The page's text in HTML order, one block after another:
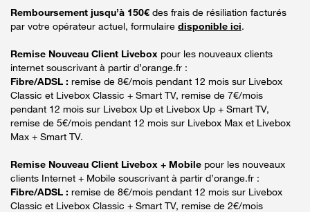
Remboursement jusqu’à 150€ des frais de résiliation facturés
par votre opérateur actuel, formulaire disponible ici.
Remise Nouveau Client Livebox pour les nouveaux clients
internet souscrivant à partir d’orange.fr :
Fibre/ADSL : remise de 8€/mois pendant 12 mois sur Livebox
Classic et Livebox Classic + Smart TV, remise de 7€/mois
pendant 12 mois sur Livebox Up et Livebox Up + Smart TV,
remise de 5€/mois pendant 12 mois sur Livebox Max et Livebox
Max + Smart TV.
Remise Nouveau Client Livebox + Mobile pour les nouveaux
clients Internet + Mobile souscrivant à partir d’orange.fr :
Fibre/ADSL : remise de 8€/mois pendant 12 mois sur Livebox
Classic et Livebox Classic + Smart TV, remise de 2€/mois